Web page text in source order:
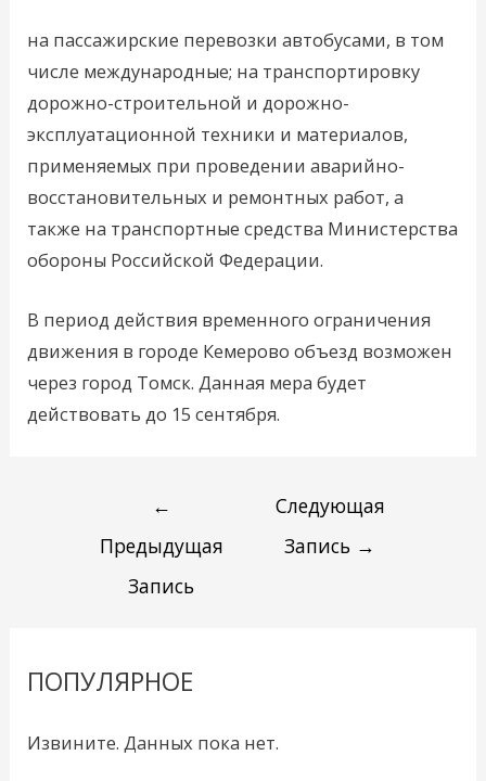
на пассажирские перевозки автобусами, в том
числе международные; на транспортировку
дорожно-строительной и дорожно-
эксплуатационной техники и материалов,
применяемых при проведении аварийно-
восстановительных и ремонтных работ, а
также на транспортные средства Министерства
обороны Российской Федерации.
В период действия временного ограничения
движения в городе Кемерово объезд возможен
через город Томск. Данная мера будет
действовать до 15 сентября.
←
Предыдущая
Запись
Следующая
Запись →
ПОПУЛЯРНОЕ
Извините. Данных пока нет.